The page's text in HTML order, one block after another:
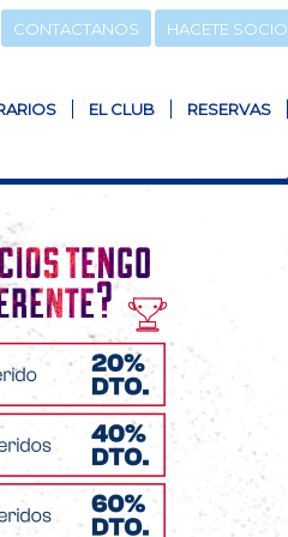
CONTACTANOS HACETE SOCIO
EL CLUB RESERVAS